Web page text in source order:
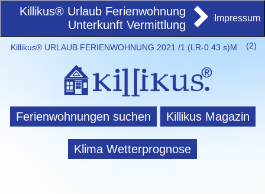
Killikus® Urlaub Ferienwohnung
Unterkunft Vermittlung
Impressum
(2)
Killikus® URLAUB FERIENWOHNUNG 2021 /1 (LR-0.43 s)M
Ferienwohnungen suchen Killikus Magazin
Klima Wetterprognose